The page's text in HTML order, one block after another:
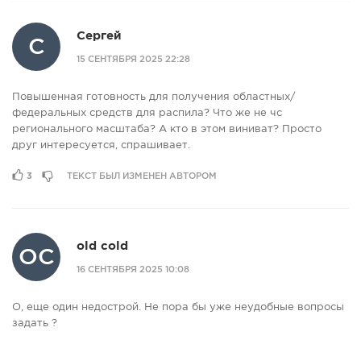
С
Сергей
15 СЕНТЯБРЯ 2025 22:28
Повышенная готовность для получения областных/
федеральных средств для распила? Что же не чс
регионального масштаба? А кто в этом виниват? Просто
друг интересуется, спрашивает.
3 ТЕКСТ БЫЛ ИЗМЕНЕН АВТОРОМ
OC
old cold
16 СЕНТЯБРЯ 2025 10:08
О, еще один недострой. Не пора бы уже неудобные вопросы
задать ?